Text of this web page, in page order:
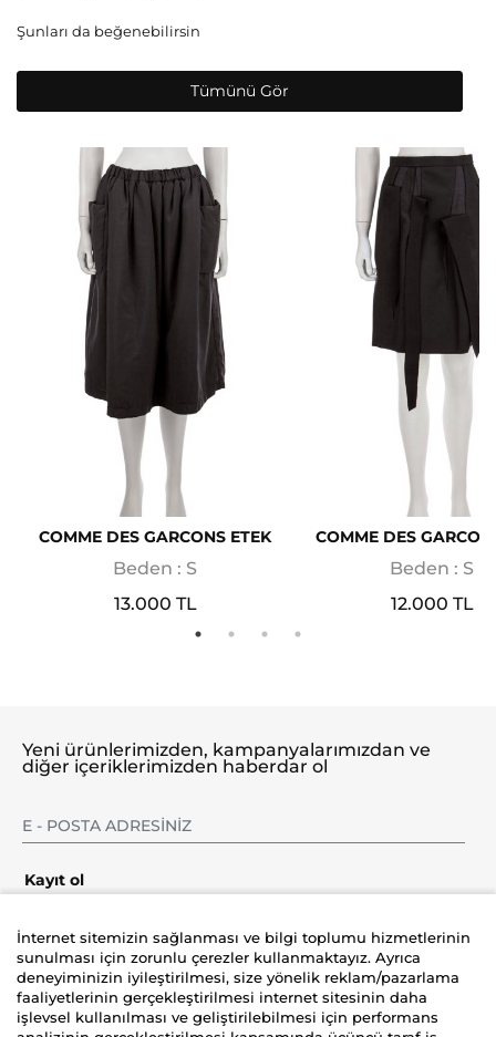
Şunları da beğenebilirsin
Tümünü Gör
COMME DES GARCONS ETEK
Beden : S
13.000 TL
COMME DES
Beden : S
12.000 TL
Şirket
Yeni ürünlerimizden, kampanyalarımızdan ve
diğer içeriklerimizden haberdar ol
Kayıt ol
İnternet sitemizin sağlanması ve bilgi toplumu hizmetlerinin
sunulması için zorunlu çerezler kullanmaktayız. Ayrıca
deneyiminizin iyileştirilmesi, size yönelik reklam/pazarlama
faaliyetlerinin gerçekleştirilmesi internet sitesinin daha
işlevsel kullanılması ve geliştirilebilmesi için performans